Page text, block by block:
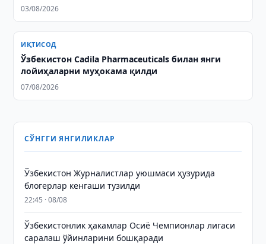
03/08/2026
ИҚТИСОД
Ўзбекистон Cadila Pharmaceuticals билан янги
лойиҳаларни муҳокама қилди
07/08/2026
СЎНГГИ ЯНГИЛИКЛАР
Ўзбекистон Журналистлар уюшмаси ҳузурида
блогерлар кенгаши тузилди
22:45 · 08/08
Ўзбекистонлик ҳакамлар Осиё Чемпионлар лигаси
саралаш ўйинларини бошқаради